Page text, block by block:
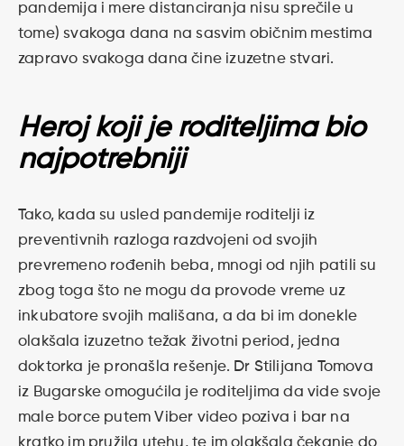
pandemija i mere distanciranja nisu sprečile u
tome) svakoga dana na sasvim običnim mestima
zapravo svakoga dana čine izuzetne stvari.
Heroj koji je roditeljima bio
najpotrebniji
Tako, kada su usled pandemije roditelji iz
preventivnih razloga razdvojeni od svojih
prevremeno rođenih beba, mnogi od njih patili su
zbog toga što ne mogu da provode vreme uz
inkubatore svojih mališana, a da bi im donekle
olakšala izuzetno težak životni period, jedna
doktorka je pronašla rešenje. Dr Stilijana Tomova
iz Bugarske omogućila je roditeljima da vide svoje
male borce putem Viber video poziva i bar na